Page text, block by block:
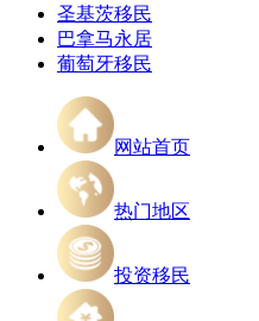
圣基茨移民
巴拿马永居
葡萄牙移民
网站首页
热门地区
投资移民